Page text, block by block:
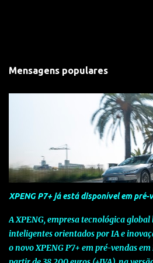
Mensagens populares
XPENG P7+ já está disponível em
A XPENG, empresa tecnológica
inteligentes orientados por IA e
o novo XPENG P7+ em pré-vendas